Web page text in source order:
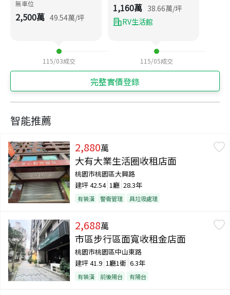
無車位
2,500萬 49.54萬/坪
115/03成交
1,160萬 38.66萬/坪
RV生活館
115/05成交
完整實價登錄
智能推薦
2,880萬
大有大業生活圈收租店面
桃園市桃園區大興路
建坪42.54 1廳 28.3年
有裝潢 警衛管理 具垃圾處理
2,688萬
市區步行區面寬收租金店面
桃園市桃園區中山東路
建坪41.9 1廳1衛 6.3年
有裝潢 前後陽台 有陽台